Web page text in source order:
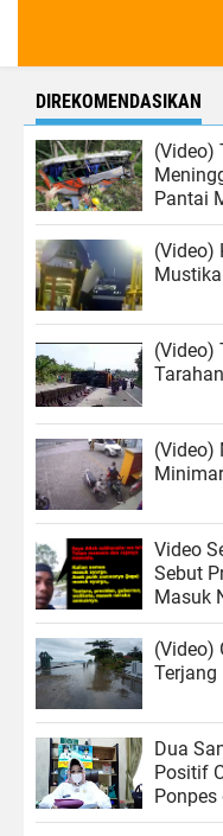
DIREKOMENDASIKAN
(Video)
Pantai
(Video)
(Video)
Tarahan
(Video)
Video
Sebut
Masuk
(Video)
Terjang
Dua
Positif